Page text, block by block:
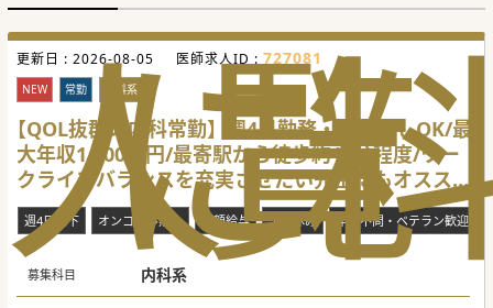
人
に
覧
更新日 : 2026-08-05 医師求人ID : 727081
NEW 常勤 内科系
【QOL抜群の内科常勤】週4日勤務・当直無しOK/最
大年収1,800万円/最寄駅から徒歩約10分程度/ワー
クライフバランスを充実させたい先生にもオススメ
です♪
週4日以下 オンコール無し 高額給与 土日休み 年齢不問・ベテラン歓迎
募集科目 内科系